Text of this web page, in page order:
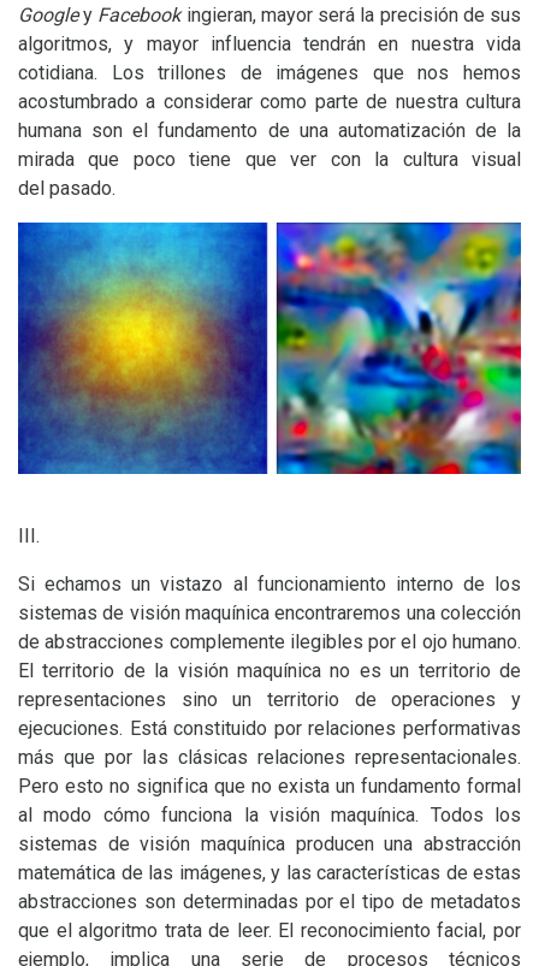
Googley Facebookingieran, mayor será la precisión de sus
algoritmos, y mayor influencia tendrán en nuestra vida
cotidiana. Los trillones de imágenes que nos hemos
acostumbrado a considerar como parte de nuestra cultura
humana son el fundamento de una automatización de la
mirada que poco tiene que ver con la cultura visual
del pasado.
III.
Si echamos un vistazo al funcionamiento interno de los
sistemas de visión maquínica encontraremos una colección
de abstracciones complemente ilegibles por el ojo humano.
El territorio de la visión maquínica no es un territorio de
representaciones sino un territorio de operaciones y
ejecuciones. Está constituido por relaciones performativas
más que por las clásicas relaciones representacionales.
Pero esto no significa que no exista un fundamento formal
al modo cómo funciona la visión maquínica. Todos los
sistemas de visión maquínica producen una abstracción
matemática de las imágenes, y las características de estas
abstracciones son determinadas por el tipo de metadatos
que el algoritmo trata de leer. El reconocimiento facial, por
ejemplo, implica una serie de procesos técnicos